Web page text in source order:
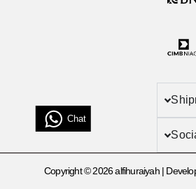
Copyright © 2026 alfihuraiyah |
Chat